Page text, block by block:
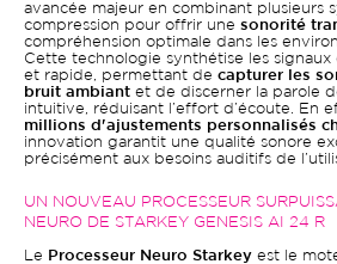
avancée majeur en combinant plusieurs
compression pour offrir une sonorité
compréhension optimale dans les
Cette technologie synthétise les signaux
et rapide, permettant de capturer les
bruit ambiant et de discerner la parole
intuitive, réduisant l’effort d’écoute. En
millions d'ajustements personnalisés
innovation garantit une qualité sonore
précisément aux besoins auditifs de
UN NOUVEAU PROCESSEUR
NEURO DE STARKEY GENESIS AI 24 R
Le Processeur Neuro Starkey est le